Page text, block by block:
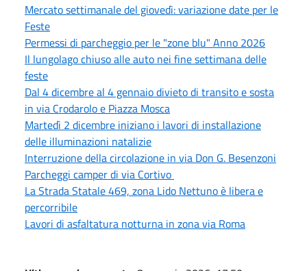
Mercato settimanale del giovedì: variazione date per le
Feste
Permessi di parcheggio per le "zone blu" Anno 2026
Il lungolago chiuso alle auto nei fine settimana delle
feste
Dal 4 dicembre al 4 gennaio divieto di transito e sosta
in via Crodarolo e Piazza Mosca
Martedì 2 dicembre iniziano i lavori di installazione
delle illuminazioni natalizie
Interruzione della circolazione in via Don G. Besenzoni
Parcheggi camper di via Cortivo
La Strada Statale 469, zona Lido Nettuno è libera e
percorribile
Lavori di asfaltatura notturna in zona via Roma